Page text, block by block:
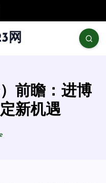
网
前瞻：进博
新机遇